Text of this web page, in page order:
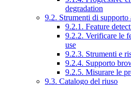
degradation
9.2. Strumenti di
9.2.1. Feature
9.2.2. Verificare le
use
9.2.3. Strumenti e
9.2.4. Supporto
9.2.5. Misurare le
9.3. Catalogo del riuso